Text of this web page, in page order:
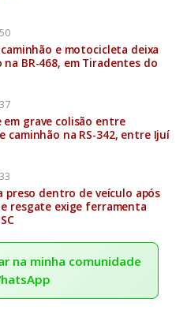
e motocicleta deixa
BR-468, em Tiradentes do
em grave colisão entre
caminhão na RS-342, entre Ijuí
dentro de veículo após
resgate exige ferramenta
na minha comunidade